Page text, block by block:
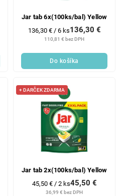
Jar tab 6x(100ks/bal) Yellow
110,81 € bez DPH
136,30 €
Jednotková
136,30 € / 6 ks
Do košíka
+ DARČEK ZDARMA
Jar tab 2x(100ks/bal) Yellow
36,99 € bez DPH
45,50 €
Jednotková
cena:
45,50 € / 2 ks